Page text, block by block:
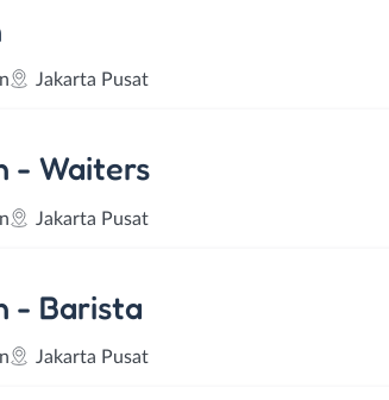
Jakarta Pusat
- Waiters
Jakarta Pusat
- Barista
Jakarta Pusat